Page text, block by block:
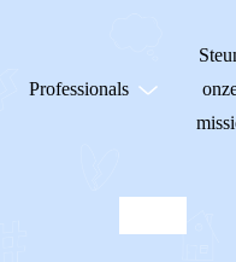
Professionals